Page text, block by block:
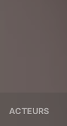
ACTEURS